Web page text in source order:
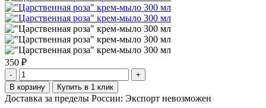
350 ₽
- +
Доставка за пределы России: Экспорт невозможен